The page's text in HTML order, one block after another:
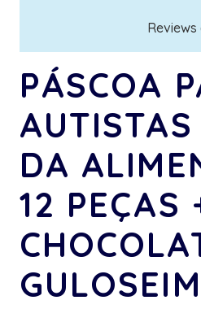
Reviews
PÁSCOA
DA
12 PEÇAS